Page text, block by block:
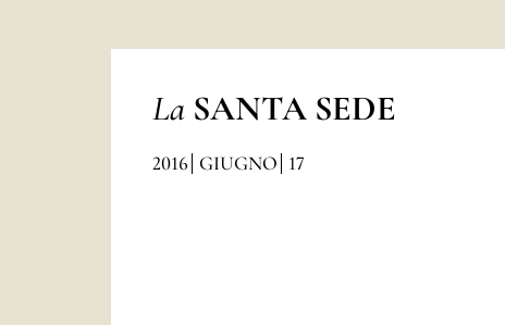
La SANTA SEDE
2016 GIUGNO 17